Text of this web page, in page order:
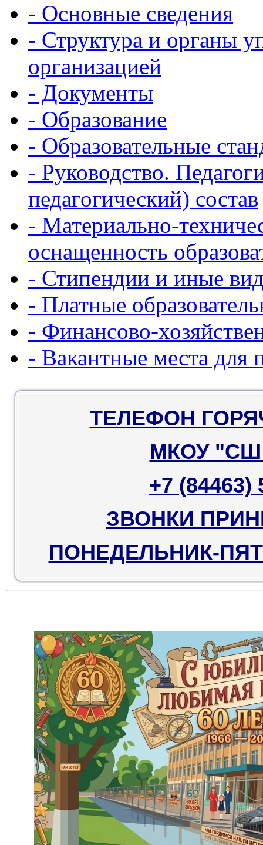
- Основные сведения
- Структура и органы
организацией
- Документы
- Образование
- Образовательные
- Руководство.
педагогический) состав
- Материально-
оснащенность
- Стипендии и иные
- Платные
- Финансово-
- Вакантные места для
ТЕЛЕФОН
МКОУ
+7 (84463)
ЗВОНКИ
ПОНЕДЕЛЬНИК-